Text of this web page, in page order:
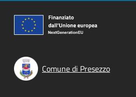
Comune di Presezzo